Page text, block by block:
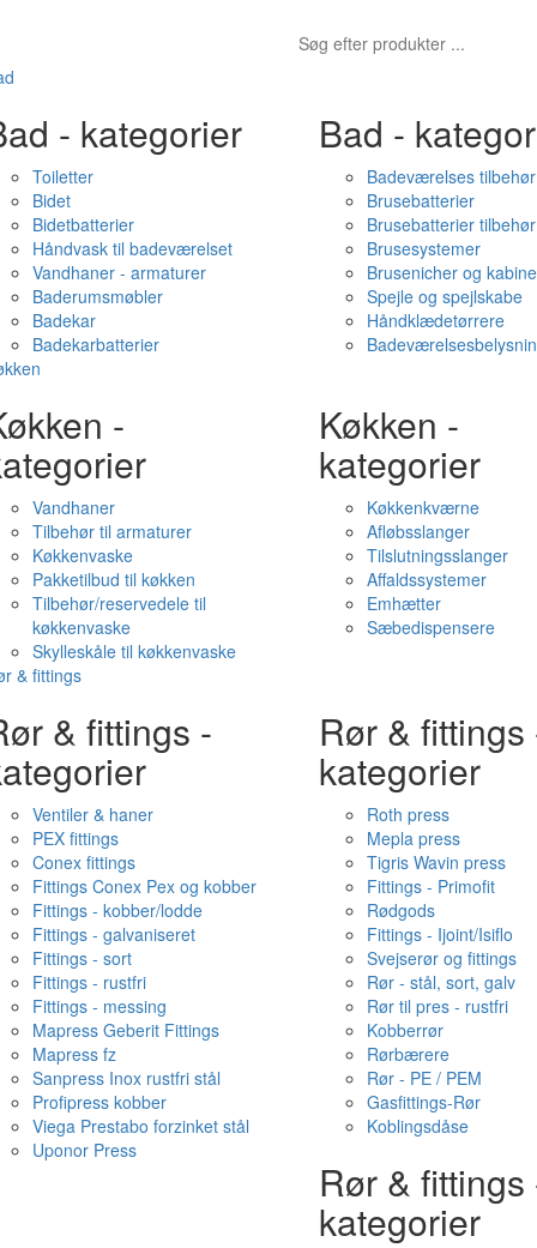
- kategorier
Toiletter
Bidet
Bidetbatterier
Håndvask til badeværelset
Vandhaner - armaturer
Baderumsmøbler
Badekar
Badekarbatterier
Bad -
Badeværelses tilbehør
Brusebatterier
Brusebatterier tilbehør
Brusesystemer
Brusenicher og
Spejle og spejlskabe
Håndklædetørrere
-
Vandhaner
Tilbehør til armaturer
Køkkenvaske
Pakketilbud til køkken
Tilbehør/reservedele til
køkkenvaske
Skylleskåle til køkkenvaske
Køkken -
kategorier
Køkkenkværne
Afløbsslanger
Tilslutningsslanger
Affaldssystemer
Emhætter
Sæbedispensere
& fittings
& fittings -
Ventiler & haner
PEX fittings
Conex fittings
Fittings Conex Pex og kobber
Fittings - kobber/lodde
Fittings - galvaniseret
Fittings - sort
Fittings - rustfri
Fittings - messing
Mapress Geberit Fittings
Mapress fz
Sanpress Inox rustfri stål
Profipress kobber
Viega Prestabo forzinket stål
Uponor Press
Rør & fittings
kategorier
Roth press
Mepla press
Tigris Wavin press
Fittings - Primofit
Rødgods
Fittings - Ijoint/Isiflo
Svejserør og fittings
Rør - stål, sort, galv
Rør til pres - rustfri
Kobberrør
Rørbærere
Rør - PE / PEM
Gasfittings-Rør
Koblingsdåse
Rør & fittings
kategorier